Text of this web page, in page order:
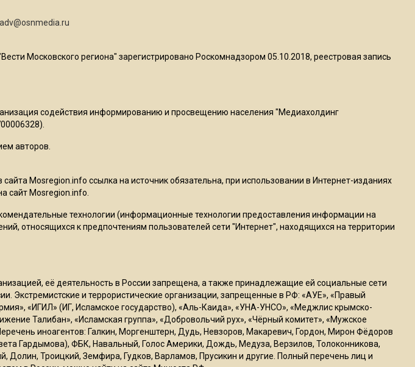
Опубликовано видео с
В Подмосковье прекратили
20:56
Сотрудники хлебозавода в
Балашихе массово
увольняются из-за жары в
цехах
adv@osnmedia.ru
Московского региона" зарегистрировано Роскомнадзором 05.10.2018, реестровая запись
содействия информированию и просвещению населения "Медиахолдинг
авторов.
Mosregion.info ссылка на источник обязательна, при использовании в Интернет-изданиях
сайт Mosregion.info.
технологии (информационные технологии предоставления информации на
относящихся к предпочтениям пользователей сети "Интернет", находящихся на территории
её деятельность в России запрещена, а также принадлежащие ей социальные сети
Экстремистские и террористические организации, запрещенные в РФ: «АУЕ», «Правый
«ИГИЛ» (ИГ, Исламское государство), «Аль-Каида», «УНА-УНСО», «Меджлис крымско-
Талибан», «Исламская группа», «Добровольчий рух», «Чёрный комитет», «Мужское
иноагентов: Галкин, Моргенштерн, Дудь, Невзоров, Макаревич, Гордон, Мирон Фёдоров
Гардымова), ФБК, Навальный, Голос Америки, Дождь, Медуза, Верзилов, Толоконникова,
Долин, Троицкий, Земфира, Гудков, Варламов, Прусикин и другие. Полный перечень лиц и